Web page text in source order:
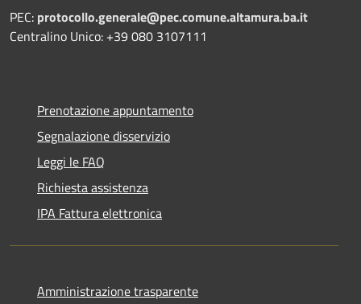
PEC: protocollo.generale@pec.comune.altamura.ba.it
Centralino Unico: +39 080 3107111
Prenotazione appuntamento
Segnalazione disservizio
Leggi le FAQ
Richiesta assistenza
IPA Fattura elettronica
Amministrazione trasparente